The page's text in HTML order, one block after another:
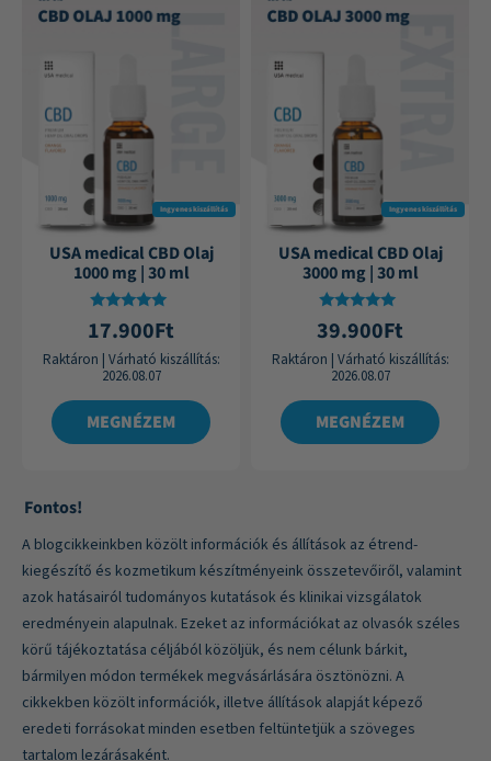
Ingyenes kiszállítás
USA medical CBD Olaj
1000 mg | 30 ml
Értékelés:
4.87
/ 5
17.900Ft
Raktáron | Várható kiszállítás:
2026.08.07
MEGNÉZEM
Ingyenes kiszállítás
USA medical CBD Olaj
3000 mg | 30 ml
Értékelés:
4.88
/ 5
39.900Ft
Raktáron | Várható kiszállítás:
2026.08.07
MEGNÉZEM
Fontos!
A blogcikkeinkben közölt információk és állítások az étrend-
kiegészítő és kozmetikum készítményeink összetevőiről, valamint
azok hatásairól tudományos kutatások és klinikai vizsgálatok
eredményein alapulnak. Ezeket az információkat az olvasók széles
körű tájékoztatása céljából közöljük, és nem célunk bárkit,
bármilyen módon termékek megvásárlására ösztönözni. A
cikkekben közölt információk, illetve állítások alapját képező
eredeti forrásokat minden esetben feltüntetjük a szöveges
tartalom lezárásaként.